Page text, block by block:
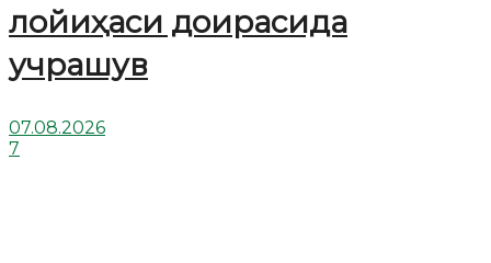
лойиҳаси доирасида
учрашув
07.08.2026
7